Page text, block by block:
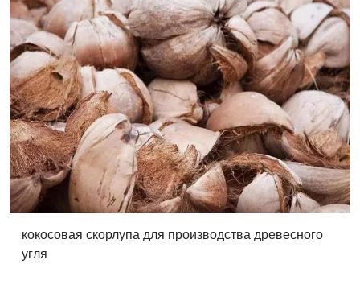
кокосовая скорлупа для производства древесного
угля